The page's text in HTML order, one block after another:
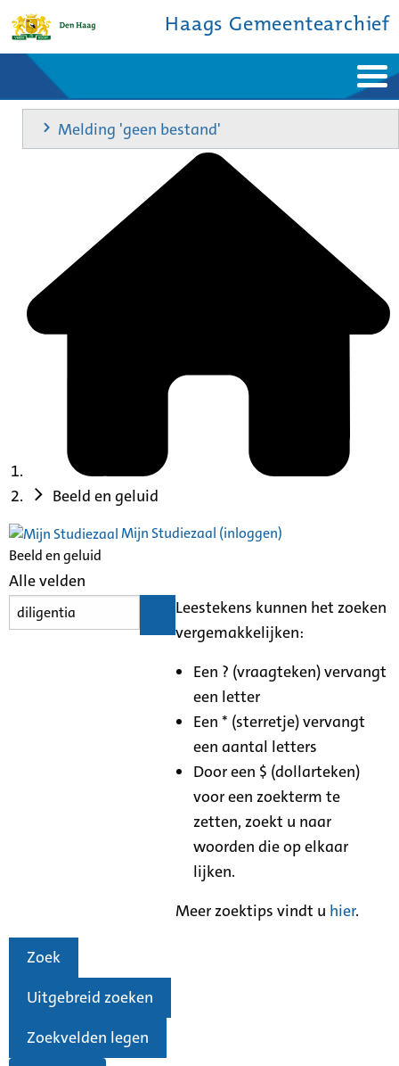
Haags Gemeentearchief
Home
Nieuws
Ontdek de stad
De studiezaal
Bronnen en collecties
Melding 'geen bestand'
Beeld en geluid
Mijn Studiezaal (inloggen)
Beeld en geluid
Alle velden
Leestekens kunnen het zoeken
vergemakkelijken:
Een ? (vraagteken) vervangt
een letter
Een * (sterretje) vervangt
een aantal letters
Door een $ (dollarteken)
voor een zoekterm te
zetten, zoekt u naar
woorden die op elkaar
lijken.
Meer zoektips vindt u hier.
Zoek
Uitgebreid zoeken
Zoekvelden legen